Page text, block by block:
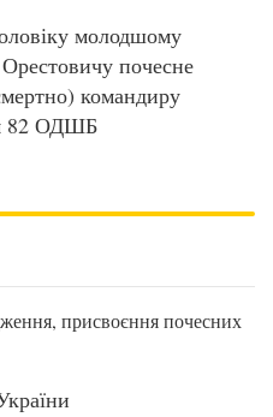
молодшому
почесне
командиру
82 ОДШБ
присвоєння почесних